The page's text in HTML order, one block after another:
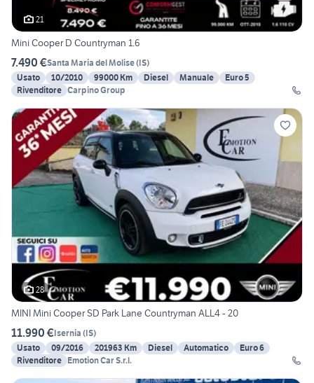
21
Mini Cooper D Countryman 1.6
7.490 €Santa Maria del Molise(IS)
Usato
10/2010 99000 Km Diesel Manuale
Euro 5
Rivenditore Carpino Group
28
MINI Mini Cooper SD Park Lane Countryman ALL4 - 20
11.990 €Isernia (IS)
Usato
09/2016 201963 Km Diesel Automatico
Euro 6
Rivenditore Emotion Car S.r.l.